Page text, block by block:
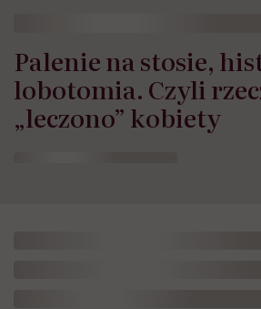
Palenie na stosie,
lobotomia. Czyli
„leczono” kobiety